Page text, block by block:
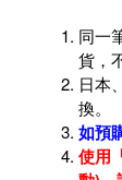
同一
貨，
日本
換。
如預
使用